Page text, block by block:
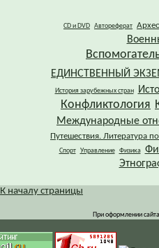
CD и DVD Автореферат
ЕДИНСТВЕННЫЙ
История зарубежных стран
Конфликтология
Международные
Путешествия. Литература
Спорт Управление Физика
К началу страницы
При оформлении